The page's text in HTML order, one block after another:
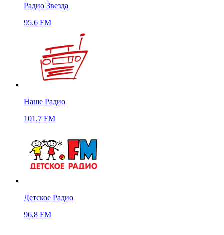
Радио Звезда
95.6 FM
Наше Радио
101,7 FM
Детское Радио
96,8 FM